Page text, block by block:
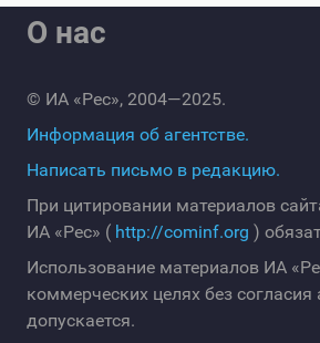
О нас
© ИА «Рес», 2004—2025.
Информация об агентстве.
Написать письмо в редакцию.
При цитировании материалов
ИА «Рес» ( http://cominf.org )
Использование материалов ИА
коммерческих целях без согласия
допускается.